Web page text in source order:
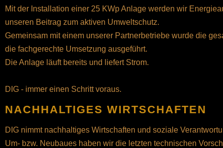
Mit der Installation einer 25 KWp Anlage werden wir
unseren Beitrag zum aktiven Umweltschutz.
Gemeinsam mit einem unserer Partnerbetriebe wurde die
die fachgerechte Umsetzung ausgeführt.
Die Anlage läuft bereits und liefert Strom.
DIG - immer einen Schritt voraus.
NACHHALTIGES WIRTSCHAFTEN
DIG nimmt nachhaltiges Wirtschaften und soziale
Um- bzw. Neubaues haben wir die letzten technischen